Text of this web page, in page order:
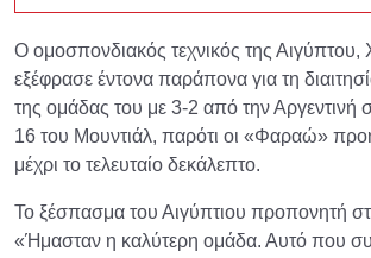
Ο ομοσπονδιακός τεχνικός της
εξέφρασε έντονα παράπονα για τη
της ομάδας του με 3-2 από την Αργεντινή
16 του Μουντιάλ, παρότι οι «Φαραώ»
μέχρι το τελευταίο δεκάλεπτο.
Το ξέσπασμα του Αιγύπτιου προπονητή
«Ήμασταν η καλύτερη ομάδα. Αυτό που